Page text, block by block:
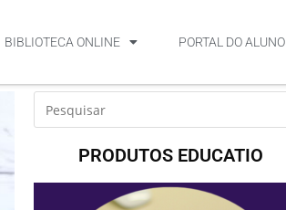
BIBLIOTECA ONLINE PORTAL DO ALUNO
PRODUTOS EDUCATIO